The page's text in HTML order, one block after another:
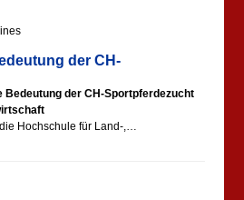
der CH-
der CH-Sportpferdezucht
Hochschule für Land-,…